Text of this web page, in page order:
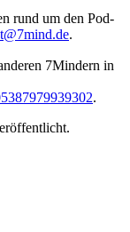
rund um den Pod­
.
7Mindern in
.